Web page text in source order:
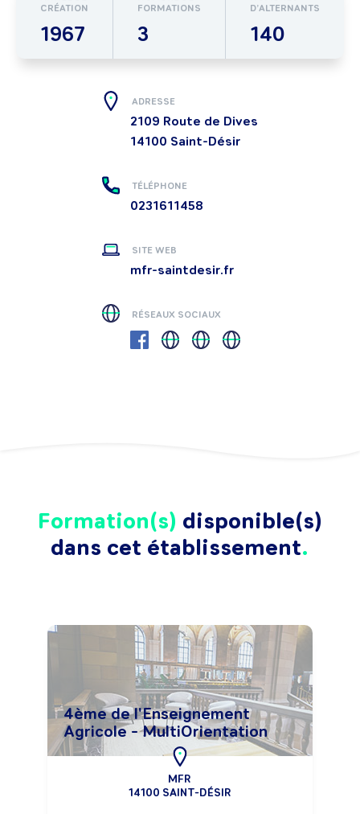
CRÉATION
1967
FORMATIONS
3
D’ALTERNANTS
140
ADRESSE
2109 Route de Dives
14100 Saint-Désir
TÉLÉPHONE
0231611458
SITE WEB
mfr-saintdesir.fr
RÉSEAUX SOCIAUX
Formation(s) disponible(s)
dans cet établissement
4ème de l'Enseignement
Agricole - MultiOrientation
MFR
14100 SAINT-DÉSIR